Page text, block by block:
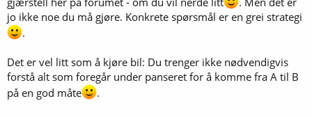
visse aminosyrer kan gi for høy produksjon av fuselalkoholer.)
jo ikke noe du må gjøre. Konkrete spørsmål er en grei strategi
.
Det er vel litt som å kjøre bil: Du trenger ikke nødvendigvis
forstå alt som foregår under panseret for å komme fra A til B
på en god måte
.